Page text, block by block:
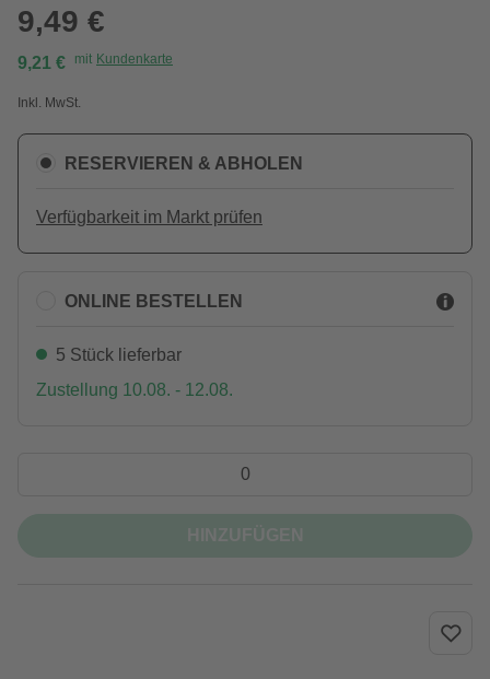
9,49 €
9,21 € mit Kundenkarte
Inkl. MwSt.
RESERVIEREN & ABHOLEN
Verfügbarkeit im Markt prüfen
ONLINE BESTELLEN
5 Stück lieferbar
Zustellung 10.08. - 12.08.